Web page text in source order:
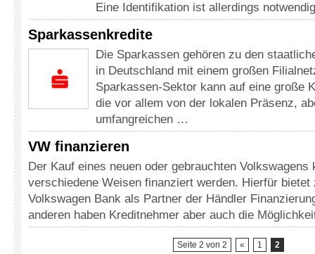
Eine Identifikation ist allerdings
Sparkassenkredite
Die Sparkassen gehören zu den
in Deutschland mit einem großen
Sparkassen-Sektor kann auf eine große
die vor allem von der lokalen Präsenz,
umfangreichen …
VW finanzieren
Der Kauf eines neuen oder gebrauchten Volkswagens
verschiedene Weisen finanziert werden. Hierfür bietet
Volkswagen Bank als Partner der Händler
anderen haben Kreditnehmer aber auch die
Seite 2 von 2 « 1 2